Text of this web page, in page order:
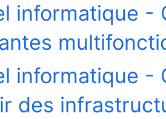
informatique -
informatique -
des